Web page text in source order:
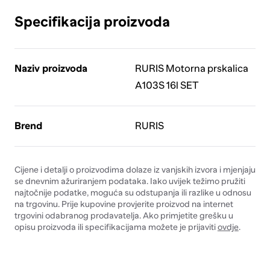
Specifikacija proizvoda
Naziv proizvoda
RURIS Motorna prskalica
A103S 16l SET
Brend RURIS
Cijene i detalji o proizvodima dolaze iz vanjskih izvora i mjenjaju
se dnevnim ažuriranjem podataka. Iako uvijek težimo pružiti
najtočnije podatke, moguća su odstupanja ili razlike u odnosu
na trgovinu. Prije kupovine provjerite proizvod na internet
trgovini odabranog prodavatelja. Ako primjetite grešku u
opisu proizvoda ili specifikacijama možete je prijavitiovdje.